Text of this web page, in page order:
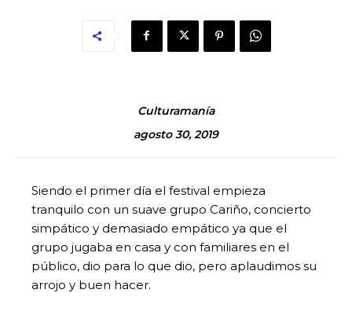
Culturamanía
agosto 30, 2019
Siendo el primer día el festival empieza
tranquilo con un suave grupo Cariño, concierto
simpático y demasiado empático ya que el
grupo jugaba en casa y con familiares en el
público, dio para lo que dio, pero aplaudimos su
arrojo y buen hacer.